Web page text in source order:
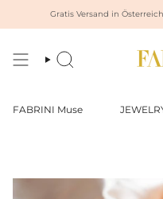
springen
Suche
FABRINI Muse
Gratis Versand in